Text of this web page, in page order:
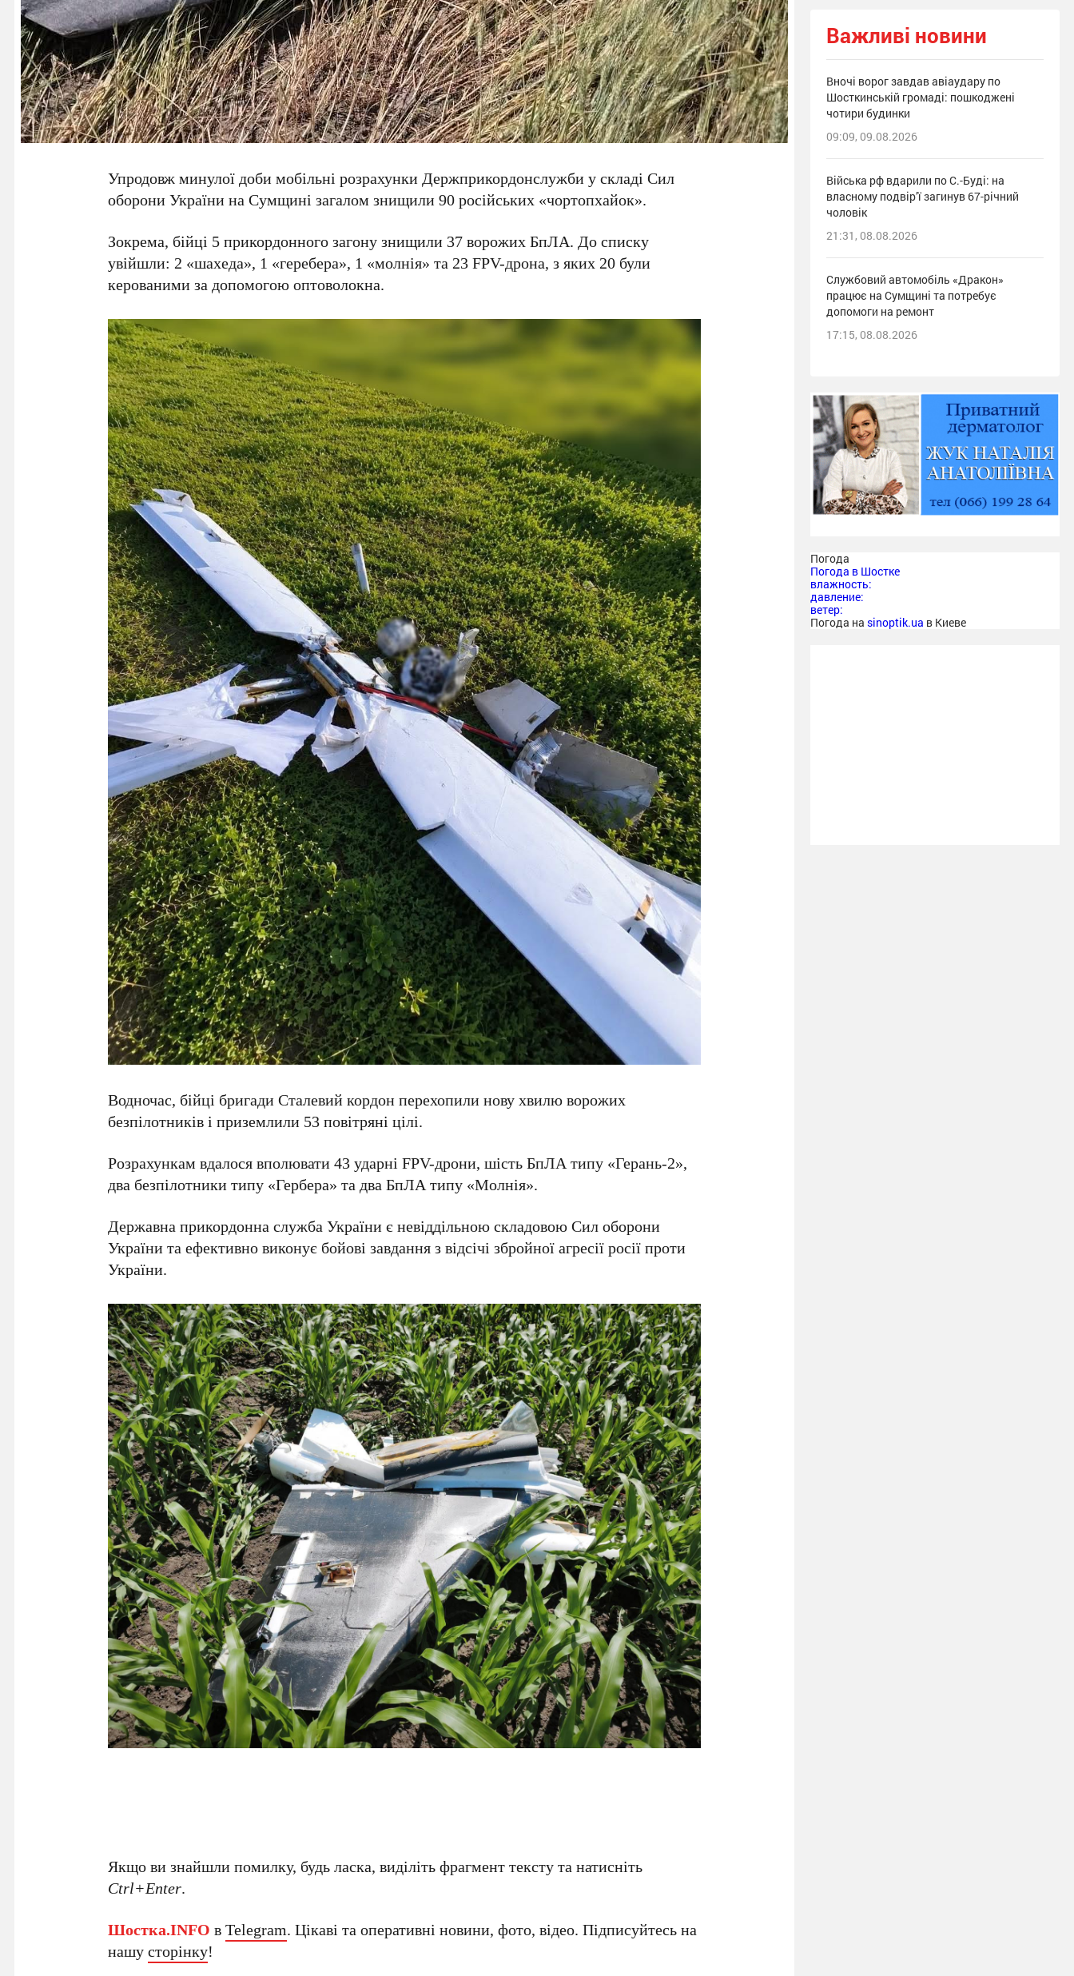
Упродовж минулої доби мобільні розрахунки Держприкордонслужби у складі Сил
оборони України на Сумщині загалом знищили 90 російських «чортопхайок».
Зокрема, бійці 5 прикордонного загону знищили 37 ворожих БпЛА. До списку
увійшли: 2 «шахеда», 1 «геребера», 1 «молнія» та 23 FPV-дрона, з яких 20 були
керованими за допомогою оптоволокна.
Водночас, бійці бригади Сталевий кордон перехопили нову хвилю ворожих
безпілотників і приземлили 53 повітряні цілі.
Розрахункам вдалося вполювати 43 ударні FPV-дрони, шість БпЛА типу «Герань-2»,
два безпілотники типу «Гербера» та два БпЛА типу «Молнія».
Державна прикордонна служба України є невіддільною складовою Сил оборони
України та ефективно виконує бойові завдання з відсічі збройної агресії росії проти
України.
Якщо ви знайшли помилку, будь ласка, виділіть фрагмент тексту та натисніть
Ctrl+Enter.
Шостка.INFO вTelegram. Цікаві та оперативні новини, фото, відео. Підписуйтесь на
нашусторінку!
Важливі новини
Вночі ворог завдав авіаудару по
Шосткинській громаді: пошкоджені
чотири будинки
09:09, 09.08.2026
Війська рф вдарили по С.-Буді: на
власному подвір’ї загинув 67-річний
чоловік
21:31, 08.08.2026
Службовий автомобіль «Дракон»
працює на Сумщині та потребує
допомоги на ремонт
17:15, 08.08.2026
Погода
Погода в Шостке
влажность:
давление:
ветер:
Погода на sinoptik.ua в Киеве